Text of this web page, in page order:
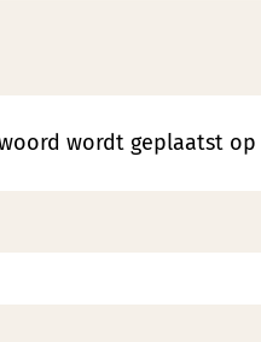
wordt geplaatst